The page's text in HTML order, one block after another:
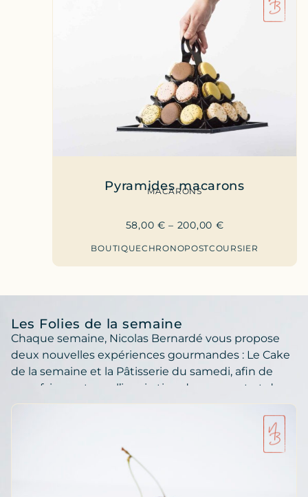
Pyramides macarons
MACARONS
58,00 € – 200,00 €
BOUTIQUECHRONOPOSTCOURSIER
Les Folies de la semaine
Chaque semaine, Nicolas Bernardé vous propose
deux nouvelles expériences gourmandes : Le Cake
de la semaine et la Pâtisserie du samedi, afin de
vous faire partager l’inspiration du moment et de
vous faire découvrir de nouvelles sensations